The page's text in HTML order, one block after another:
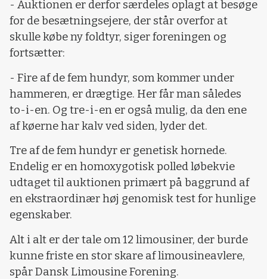
- Auktionen er derfor særdeles oplagt at besøge
for de besætningsejere, der står overfor at
skulle købe ny foldtyr, siger foreningen og
fortsætter:
- Fire af de fem hundyr, som kommer under
hammeren, er drægtige. Her får man således
to-i-en. Og tre-i-en er også mulig, da den ene
af køerne har kalv ved siden, lyder det.
Tre af de fem hundyr er genetisk hornede.
Endelig er en homoxygotisk polled løbekvie
udtaget til auktionen primært på baggrund af
en ekstraordinær høj genomisk test for hunlige
egenskaber.
Alt i alt er der tale om 12 limousiner, der burde
kunne friste en stor skare af limousineavlere,
spår Dansk Limousine Forening.